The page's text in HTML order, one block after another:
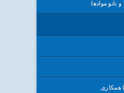
نانو موادها
همکاری